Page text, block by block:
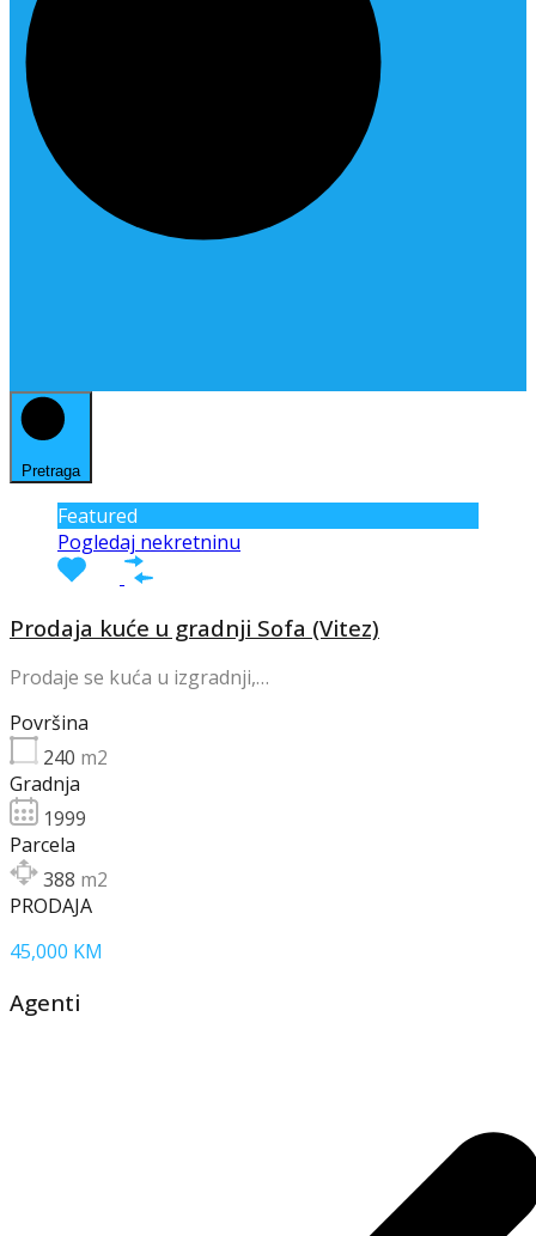
Pretraga
Featured
Pogledaj nekretninu
Prodaja kuće u gradnji Sofa (Vitez)
Prodaje se kuća u izgradnji,…
Površina
240 m2
Gradnja
1999
Parcela
388 m2
PRODAJA
45,000 KM
Agenti